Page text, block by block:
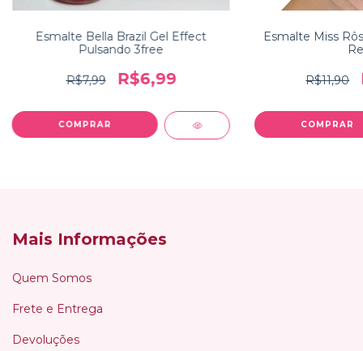
Esmalte Bella Brazil Gel Effect
Pulsando 3free
R$7,99 R$6,99
Esmalte Miss
R$11,90
Mais Informações
Quem Somos
Frete e Entrega
Devoluções